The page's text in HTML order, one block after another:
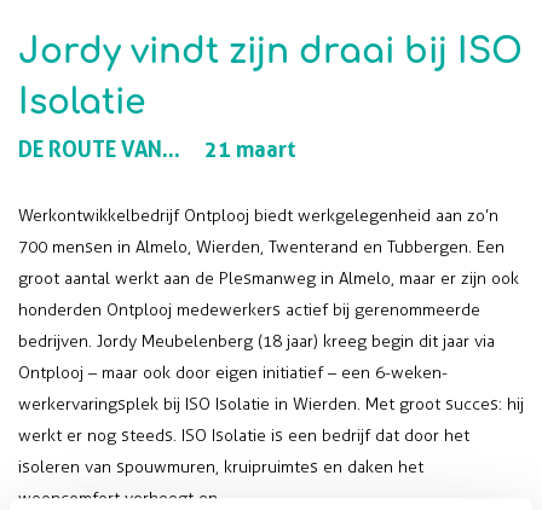
Jordy vindt zijn draai bij ISO
Isolatie
DE ROUTE VAN... 21 maart
Werkontwikkelbedrijf Ontplooj biedt werkgelegenheid aan zo’n
700 mensen in Almelo, Wierden, Twenterand en Tubbergen. Een
groot aantal werkt aan de Plesmanweg in Almelo, maar er zijn ook
honderden Ontplooj medewerkers actief bij gerenommeerde
bedrijven. Jordy Meubelenberg (18 jaar) kreeg begin dit jaar via
Ontplooj – maar ook door eigen initiatief – een 6-weken-
werkervaringsplek bij ISO Isolatie in Wierden. Met groot succes: hij
werkt er nog steeds. ISO Isolatie is een bedrijf dat door het
isoleren van spouwmuren, kruipruimtes en daken het
wooncomfort verhoogt en